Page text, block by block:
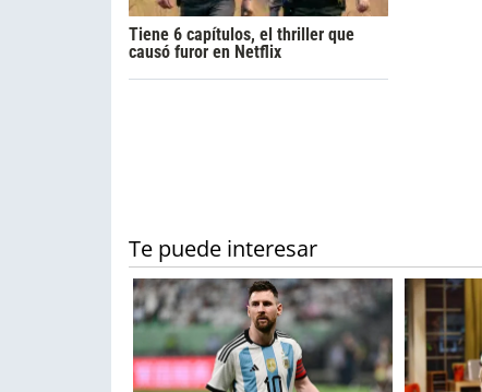
Tiene 6 capítulos, el thriller que
causó furor en Netflix